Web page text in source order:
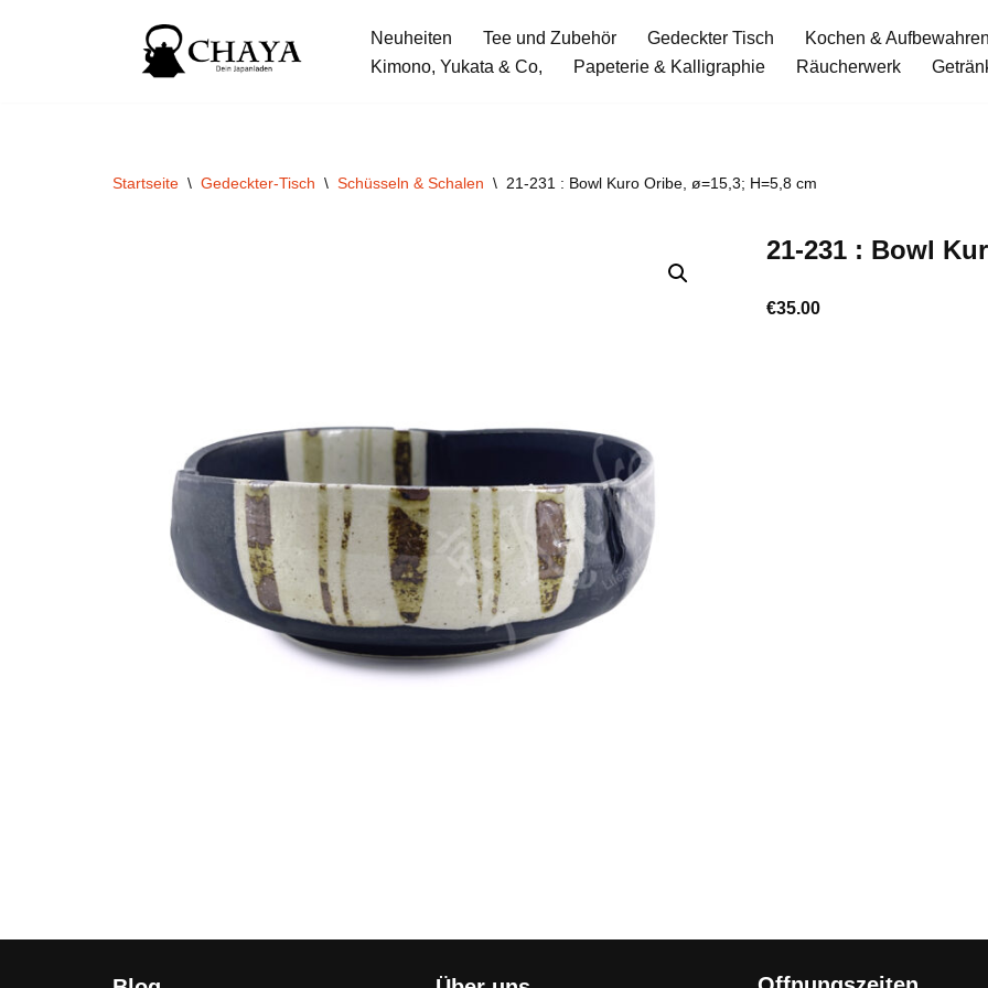
Neuheiten Tee und Zubehör Gedeckter Tisch Kochen & Aufbewahren
Kimono, Yukata & Co,
Papeterie & Kalligraphie Räucherwerk
Startseite \ Gedeckter-Tisch \ Schüsseln & Schalen \ 21-231 : Bowl Kuro Oribe, ø=15,3; H=5,8 cm
21-231 : Bowl
€35.00